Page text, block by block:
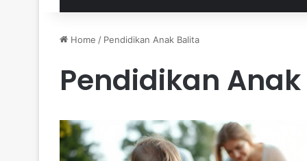
Home / Pendidikan Anak Balita
Pendidikan